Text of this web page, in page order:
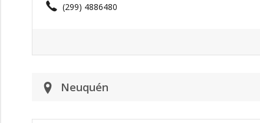
(299) 4886480
Neuquén